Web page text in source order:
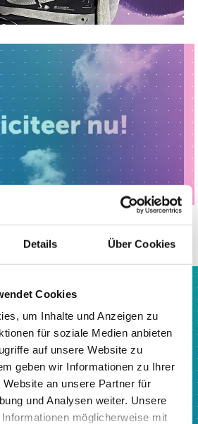
Details Über Cookies
Cookies
um Inhalte und Anzeigen zu
für soziale Medien anbieten
auf unsere Website zu
geben wir Informationen zu Ihrer
an unsere Partner für
und Analysen weiter. Unsere
möglicherweise mit
das größte interaktive
Europa. Sie sind herzlich
Showroom am Ekkersrijt